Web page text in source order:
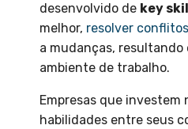
desenvolvido de key
melhor, resolver conflitos
a mudanças, resultando
ambiente de trabalho.
Empresas que investem
habilidades entre seus